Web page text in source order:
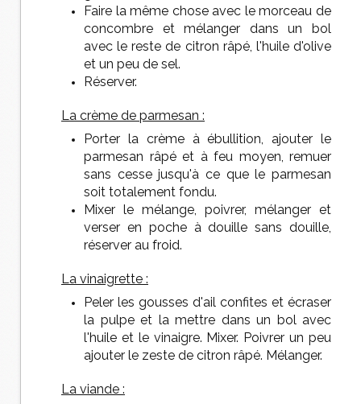
Faire la même chose avec le morceau de
concombre et mélanger dans un bol
avec le reste de citron râpé, l'huile d'olive
et un peu de sel.
Réserver.
La crème de parmesan :
Porter la crème à ébullition, ajouter le
parmesan râpé et à feu moyen, remuer
sans cesse jusqu'à ce que le parmesan
soit totalement fondu.
Mixer le mélange, poivrer, mélanger et
verser en poche à douille sans douille,
réserver au froid.
La vinaigrette :
Peler les gousses d'ail confites et écraser
la pulpe et la mettre dans un bol avec
l'huile et le vinaigre. Mixer. Poivrer un peu
ajouter le zeste de citron râpé. Mélanger.
La viande :